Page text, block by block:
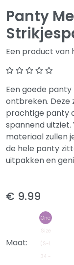
Panty
Een product van
Een goede
ontbreken. Deze
prachtige panty
spannend
materiaal zullen
de hele panty
uitpakken en
€ 9.99
Maat:
One
Size
(S-L
34 -